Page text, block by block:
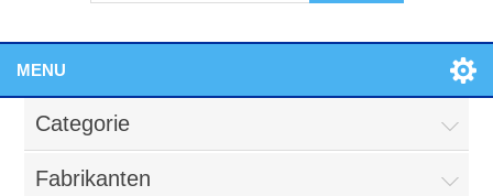
MENU
Categorie
Fabrikanten